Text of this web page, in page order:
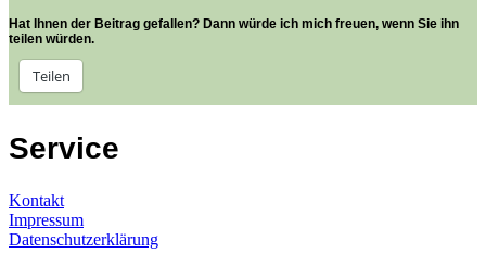
Hat Ihnen der Beitrag gefallen? Dann würde ich mich freuen, wenn Sie ihn
teilen würden.
Teilen
Service
Kontakt
Impressum
Datenschutzerklärung